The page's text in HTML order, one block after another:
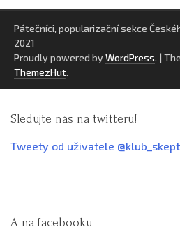
Pátečníci, popularizační sekce
2021
Proudly powered by WordPress. |
ThemezHut.
Sledujte nás na twitteru!
Tweety od uživatele
A na facebooku